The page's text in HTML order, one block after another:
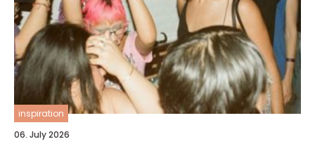
inspiration
06. July 2026